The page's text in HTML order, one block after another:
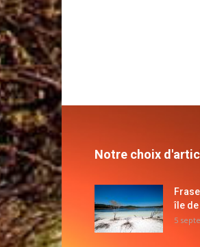
Notre choix
île
5